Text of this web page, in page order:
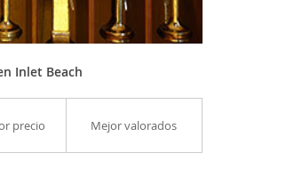
Inlet Beach
precio Mejor valorados